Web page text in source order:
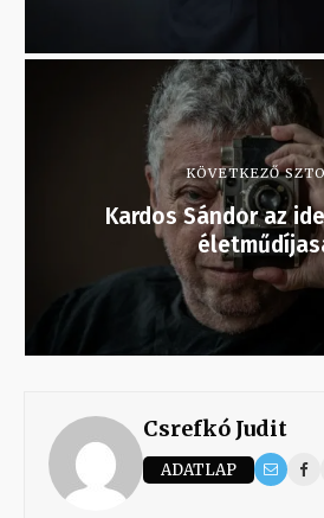
KÖVETKEZŐ
Kardos Sándor az
Csrefkó Judit
ADATLAP